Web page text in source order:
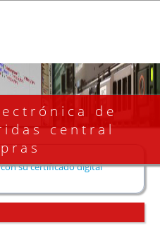
de
central
su certificado digital